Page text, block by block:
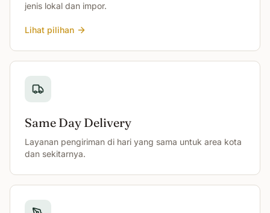
jenis lokal dan impor.
Lihat pilihan
Same Day Delivery
Layanan pengiriman di hari yang sama untuk area kota
dan sekitarnya.